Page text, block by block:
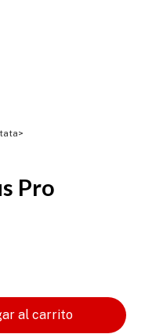
>
Pro